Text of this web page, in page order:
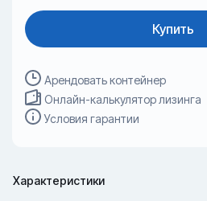
Купить
Арендовать контейнер
Онлайн-калькулятор лизинга
Условия гарантии
Характеристики